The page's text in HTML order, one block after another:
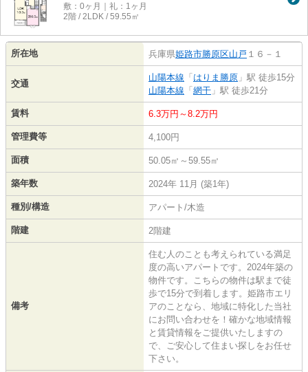
敷：0ヶ月｜礼：1ヶ月
2階 / 2LDK / 59.55㎡
所在地 兵庫県姫路市勝原区山戸 １６－１
交通
山陽本線 「 はりま勝原 」駅 徒歩15分
山陽本線 「 網干 」駅 徒歩21分
賃料 6.3万円～8.2万円
管理費等 4,100円
面積 50.05㎡～59.55㎡
築年数 2024年 11月 (築1年)
種別/構造 アパート/木造
階建 2階建
備考
住む人のことも考えられている満足
度の高いアパートです。2024年築の
物件です。こちらの物件は駅まで徒
歩で15分で到着します。姫路市エリ
アのことなら、地域に特化した当社
にお問い合わせを！確かな地域情報
と賃貸情報をご提供いたしますの
で、ご安心して住まい探しをお任せ
下さい。